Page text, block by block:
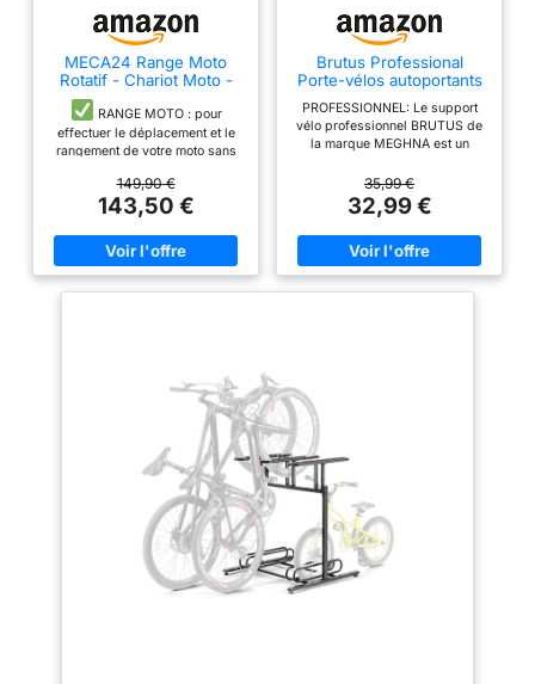
MECA24 Range Moto
Rotatif - Chariot Moto -
Déplace Moto pour
Rangement Moto - Rail
Rangement - capacité de
Charge 567 kg
RANGE MOTO : pour
effectuer le déplacement et le
rangement de votre moto sans
ADAPTER À
DIFFÉRENTES MOTOS :
Supporte un deux roues jusqu'à
au sol de 1m92. Le bloc béquille
est amovible sur 5 positions
différentes.
CHARGEZ
FACILEMENT LE CHARIOT
MOTO : Il est facile à déplacer
grâce à ces 5 roulettes.
Pivotable à 360°. Fabrication en
acier renforcé avec un renfort
en partie centrale pour une plus
grande résistance dans le
MARQUE
FRANCAISE : Ce produit a été
rigoureusement sélectionné et
testé par nos équipes en Haute-
Loire. Pièces de rechange en
149,90 €
143,50 €
Brutus Professional
Porte-vélos autoportants
Garage, Votre Maison ou
Votre Magasin de vélos
PROFESSIONNEL: Le support
vélo professionnel BRUTUS de
la marque MEGHNA est un
cyclistes exigeants, qui aiment
relier la haute qualité et le
confort à l’utilisation. La
précision dans la fabrication et
son design très moderne ne
pourront décevoir aucun client
également d’entreposer les
vélos de façon sécurisée et de
risque de les renverser.
COMMODE à l’UTILISATION:
Pour fixer le vélo il suffit de
positionner la roue arrière sur le
support. Pour le faire sortir il
faut juste avancer le vélo, et
cela grâce aux pieds anti
glissement. UNIVERSEL: Idéal
pour les pneus au diamètre de
35,99 €
32,99 €